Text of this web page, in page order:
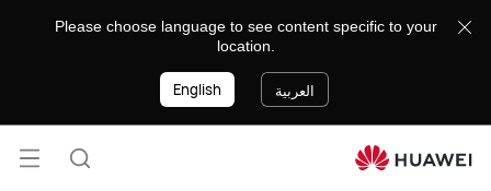
Please choose language to see content specific to your
location.
العربية English
فتح